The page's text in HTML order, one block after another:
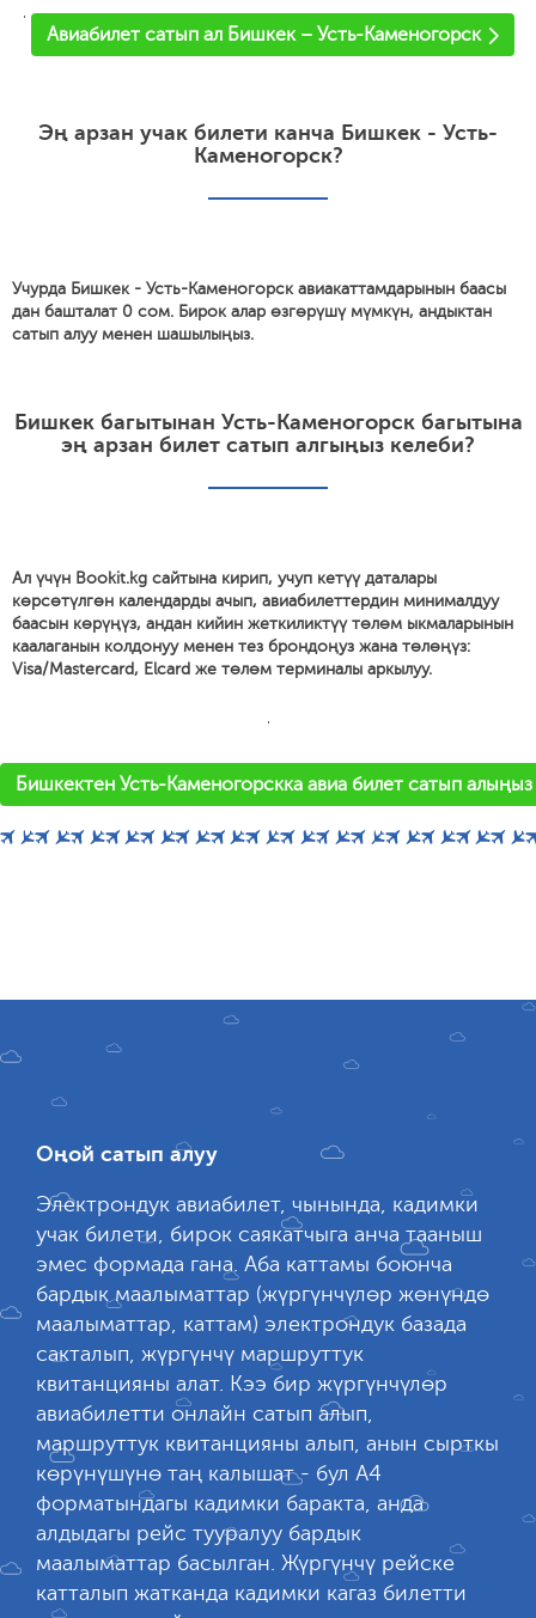
'
Авиабилет сатып ал Бишкек – Усть-Каменогорск
Эң арзан учак билети канча Бишкек - Усть-
Каменогорск?
Учурда Бишкек - Усть-Каменогорск авиакаттамдарынын баасы
дан башталат 0 сом. Бирок алар өзгөрүшү мүмкүн, андыктан
сатып алуу менен шашылыңыз.
Бишкек багытынан Усть-Каменогорск багытына
эң арзан билет сатып алгыңыз келеби?
Ал үчүн Bookit.kg сайтына кирип, учуп кетүү даталары
көрсөтүлгөн календарды ачып, авиабилеттердин минималдуу
баасын көрүңүз, андан кийин жеткиликтүү төлөм ыкмаларынын
каалаганын колдонуу менен тез брондоңуз жана төлөңүз:
Visa/Mastercard, Elcard же төлөм терминалы аркылуу.
'
Бишкектен Усть-Каменогорскка авиа билет сатып алыңыз
Оңой сатып алуу
Электрондук авиабилет, чынында, кадимки
учак билети, бирок саякатчыга анча тааныш
эмес формада гана. Аба каттамы боюнча
бардык маалыматтар (жүргүнчүлөр жөнүндө
маалыматтар, каттам) электрондук базада
сакталып, жүргүнчү маршруттук
квитанцияны алат. Кээ бир жүргүнчүлөр
авиабилетти онлайн сатып алып,
маршруттук квитанцияны алып, анын сырткы
көрүнүшүнө таң калышат - бул А4
форматындагы кадимки баракта, анда
алдыдагы рейс тууралуу бардык
маалыматтар басылган. Жүргүнчү рейске
катталып жатканда кадимки кагаз билетти